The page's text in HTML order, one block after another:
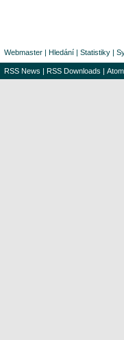
Webmaster | Hledání | Statistiky |
RSS News | RSS Downloads |